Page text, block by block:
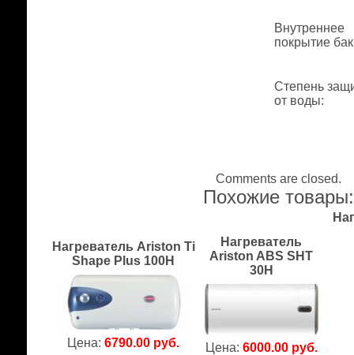
Внутреннее
покрытие
Степень
от воды:
Comments are closed.
Похожие товары:
Нагреватель Ariston Ti
Shape Plus 100H
Цена:6790.00 руб.
Нагреватель
Ariston ABS SHT
30H
Цена: 6000.00 руб.